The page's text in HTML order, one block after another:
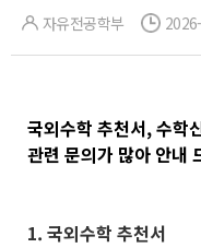
자유전공학부
국외수학 추천서, 수학
관련 문의가 많아 안내
1. 국외수학 추천서